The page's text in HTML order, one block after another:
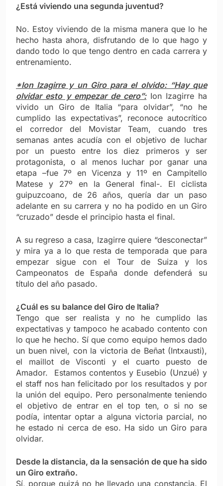
¿Está viviendo una segunda juventud?
No. Estoy viviendo de la misma manera que lo he
hecho hasta ahora, disfrutando de lo que hago y
dando todo lo que tengo dentro en cada carrera y
entrenamiento.
*Ion Izagirre y un Giro para el olvido: “Hay que
olvidar esto y empezar de cero”: Ion Izagirre ha
vivido un Giro de Italia “para olvidar”, “no he
cumplido las expectativas”, reconoce autocrítico
el corredor del Movistar Team, cuando tres
semanas antes acudía con el objetivo de luchar
por un puesto entre los diez primeros y ser
protagonista, o al menos luchar por ganar una
etapa –fue 7º en Vicenza y 11º en Campitello
Matese y 27º en la General final-. El ciclista
guipuzcoano, de 26 años, quería dar un paso
adelante en su carrera y no ha podido en un Giro
“cruzado” desde el principio hasta el final.
A su regreso a casa, Izagirre quiere “desconectar”
y mira ya a lo que resta de temporada que para
empezar sigue con el Tour de Suiza y los
Campeonatos de España donde defenderá su
título del año pasado.
¿Cuál es su balance del Giro de Italia?
Tengo que ser realista y no he cumplido las
expectativas y tampoco he acabado contento con
lo que he hecho. Sí que como equipo hemos dado
un buen nivel, con la victoria de Beñat (Intxausti),
el maillot de Visconti y el cuarto puesto de
Amador. Estamos contentos y Eusebio (Unzué) y
el staff nos han felicitado por los resultados y por
la unión del equipo. Pero personalmente teniendo
el objetivo de entrar en el top ten, o si no se
podía, intentar optar a alguna victoria parcial, no
he estado ni cerca de eso. Ha sido un Giro para
olvidar.
Desde la distancia, da la sensación de que ha sido
un Giro extraño.
Sí, porque quizá no he llevado una constancia. El